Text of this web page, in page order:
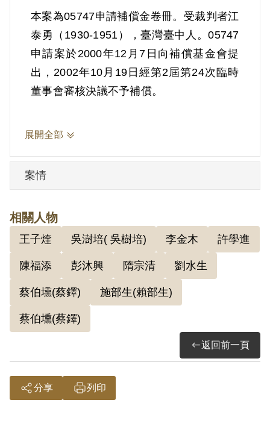
本案為05747申請補償金卷冊。受裁判者江
泰勇（1930-1951），臺灣臺中人。05747
申請案於2000年12月7日向補償基金會提
出，2002年10月19日經第2屆第24次臨時
董事會審核決議不予補償。
展開全部
案情
相關人物
王子煃 吳澍培( 吳樹培) 李金木 許學進
陳福添 彭沐興 隋宗清 劉水生
蔡伯壎(蔡鐸) 施部生(賴部生)
蔡伯壎(蔡鐸)
返回前一頁
分享 列印